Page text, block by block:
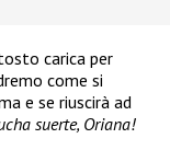
carica per
come si
e se riuscirà ad
suerte, Oriana!